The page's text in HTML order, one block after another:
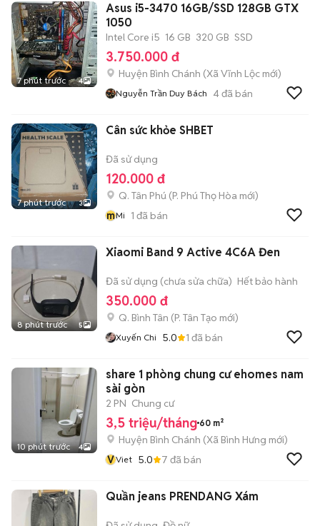
7 phút trước 4
Asus i5-3470 16GB/SSD 128GB GTX
1050
Intel Core i5 16 GB 320 GB SSD
3.750.000 đ
Huyện Bình Chánh (Xã Vĩnh Lộc mới)
Nguyễn Trần Duy Bách 4đã bán
7 phút trước 3
Cân sức khỏe SHBET
Đã sử dụng
120.000 đ
Q. Tân Phú (P. Phú Thọ Hòa mới)
mMi 1 đã bán
8 phút trước 5
Xiaomi Band 9 Active 4C6A Đen
Đã sử dụng (chưa sửa chữa) Hết bảo hành
350.000 đ
Q. Bình Tân (P. Tân Tạo mới)
Xuyến Chi 5.0 1 đã bán
10 phút trước 4
share 1 phòng chung cư ehomes nam
sài gòn
2 PN Chung cư
3,5 triệu/tháng 60 m²
Huyện Bình Chánh (Xã Bình Hưng mới)
VViet 5.0 7 đã bán
Quần jeans PRENDANG Xám